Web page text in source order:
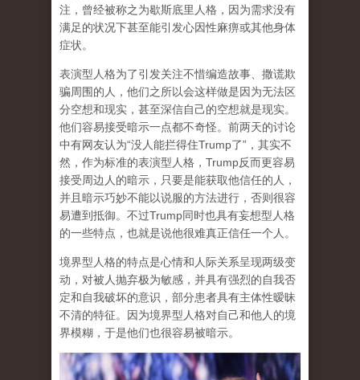
注，曾经被称之为歇斯底里人格，因为需求没有
满足的状况下甚至能引发心因性麻痹或其他身体
症状。
表演型人格为了引发关注不惜编造故事、撒谎欺
骗周围的人，他们之所以会这样做是因为无法区
分空想和现实，甚至深信自己的空想就是现实。
他们容易接受暗示一点都不奇怪。前两天的讨论
中有网友认为“没人能拦得住Trump了”，其实不
然，作为标准的表演型人格，Trump反而更容易
接受周边人的暗示，只要是能获取他信任的人，
并且暗示巧妙不能以说服的方法进行，否则很容
易遭到抵御。不过Trump同时也具有妄想型人格
的一些特点，也就是说他很难真正信任一个人。
境界型人格的特点是心情和人际关系呈现两级变
动，对被人抛弃极为敏感，并具有强烈的自我否
定和自我破坏的意识，部分患者具有主体性暧昧
不清的特征。因为境界型人格对自己和他人的境
界模糊，于是他们也很容易被暗示。